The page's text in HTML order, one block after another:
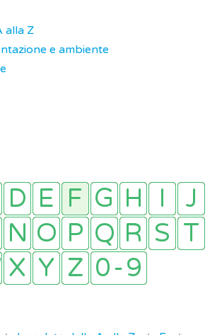
alla Z
e ambiente